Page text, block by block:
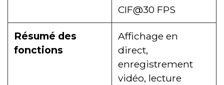
CIF@30 FPS
Résumé des
fonctions
Affichage en
direct,
enregistrement
vidéo, lecture